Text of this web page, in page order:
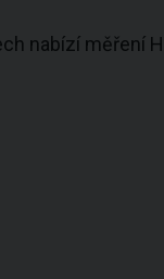
nabízí měření